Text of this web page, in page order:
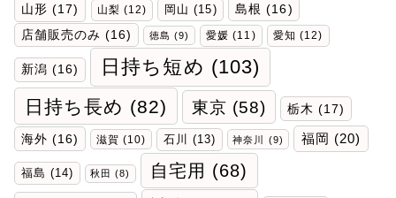
山形 (17) 山梨 (12) 岡山 (15) 島根 (16)
店舗販売のみ (16) 徳島 (9) 愛媛 (11) 愛知 (12)
新潟 (16) 日持ち短め (103)
日持ち長め (82) 東京 (58) 栃木 (17)
海外 (16) 滋賀 (10) 石川 (13) 神奈川 (9) 福岡 (20)
福島 (14) 秋田 (8) 自宅用 (68)